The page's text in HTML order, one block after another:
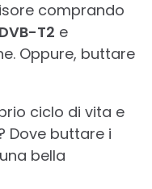
comprando
DVB-T2 e
Oppure, buttare
ciclo di vita e
Dove buttare i
bella